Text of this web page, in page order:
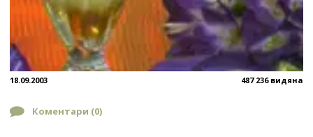
18.09.2003 487 236 видяна
Коментари (0)